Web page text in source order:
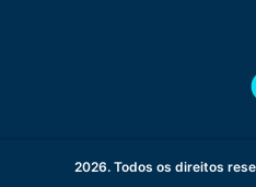
2026. Todos os direitos